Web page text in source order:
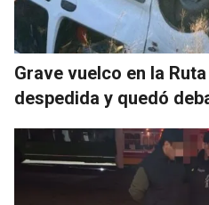
Grave vuelco en la
despedida y quedó